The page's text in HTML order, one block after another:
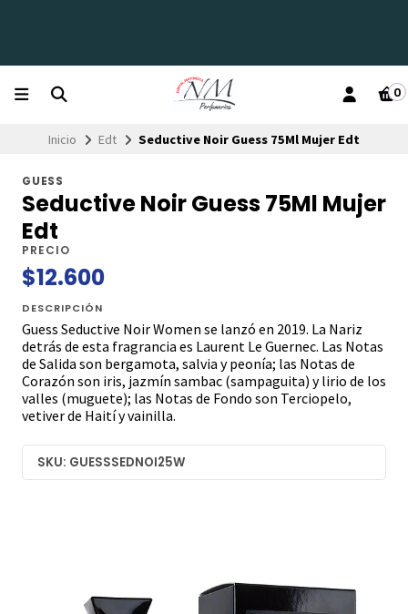
0
Inicio Edt Seductive Noir Guess 75Ml Mujer Edt
GUESS
Seductive Noir Guess 75Ml Mujer
Edt
PRECIO
$12.600
DESCRIPCIÓN
Guess Seductive Noir Women se lanzó en 2019. La Nariz
detrás de esta fragrancia es Laurent Le Guernec. Las Notas
de Salida son bergamota, salvia y peonía; las Notas de
Corazón son iris, jazmín sambac (sampaguita) y lirio de los
valles (muguete); las Notas de Fondo son Terciopelo,
vetiver de Haití y vainilla.
SKU: GUESSSEDNOI25W